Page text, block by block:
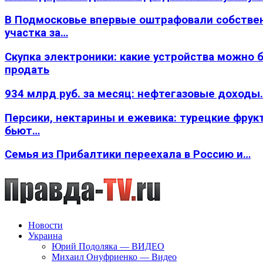
В Подмосковье впервые оштрафовали
участка за…
Скупка электроники: какие устройства можно
продать
934 млрд руб. за месяц: нефтегазовые
Персики, нектарины и ежевика: турецкие
бьют…
Семья из Прибалтики переехала в Россию и…
Новости
Украина
Юрий Подоляка — ВИДЕО
Михаил Онуфриенко — Видео